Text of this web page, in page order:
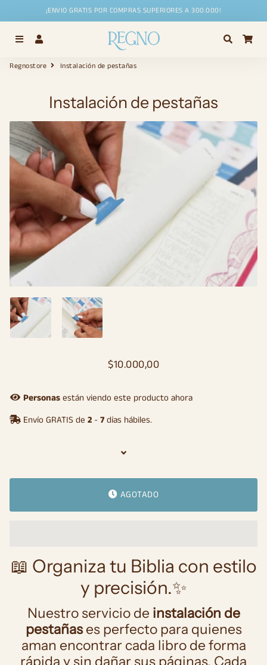
¡ENVIO GRATIS POR COMPRAS SUPERIORES A 300.000!
Menú Buscar
Regnostore Instalación de pestañas
Instalación de pestañas
Precio
Precio
oferta
$10.000,00
Personas están viendo este producto ahora
Envío GRATIS de 2 - 7 días hábiles.
AGOTADO
📖 Organiza tu Biblia con estilo
y precisión.✨
Nuestro servicio de instalación de
pestañases perfecto para quienes
aman encontrar cada libro de forma